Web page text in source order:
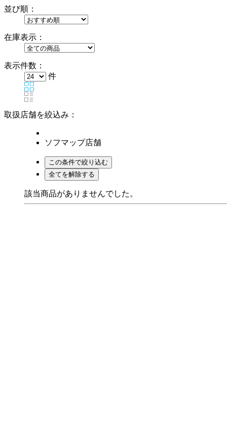
並び順：
在庫表示：
表示件数：
件
取扱店舗を絞込み：
ソフマップ店舗
該当商品がありませんでした。